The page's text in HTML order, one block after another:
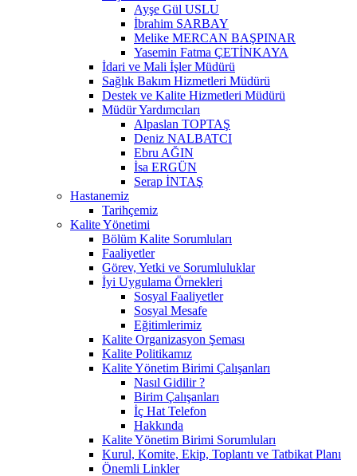
Ayşe Gül USLU
İbrahim SARBAY
Melike MERCAN BAŞPINAR
Yasemin Fatma ÇETİNKAYA
İdari ve Mali İşler Müdürü
Sağlık Bakım Hizmetleri Müdürü
Destek ve Kalite Hizmetleri Müdürü
Müdür Yardımcıları
Alpaslan TOPTAŞ
Deniz NALBATCI
Ebru AĞIN
İsa ERGÜN
Serap İNTAŞ
Hastanemiz
Tarihçemiz
Kalite Yönetimi
Bölüm Kalite Sorumluları
Faaliyetler
Görev, Yetki ve Sorumluluklar
İyi Uygulama Örnekleri
Sosyal Faaliyetler
Sosyal Mesafe
Eğitimlerimiz
Kalite Organizasyon Şeması
Kalite Politikamız
Kalite Yönetim Birimi Çalışanları
Nasıl Gidilir ?
Birim Çalışanları
İç Hat Telefon
Hakkında
Kalite Yönetim Birimi Sorumluları
Kurul, Komite, Ekip, Toplantı ve Tatbikat Planı
Önemli Linkler